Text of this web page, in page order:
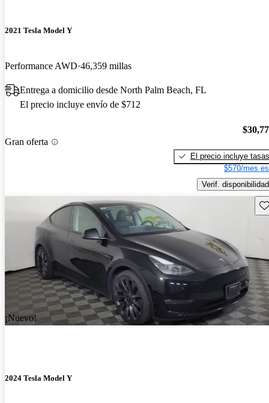
2021 Tesla Model Y
Performance AWD 46,359 millas
Entrega a domicilio desde North Palm Beach, FL
El precio incluye envío de $712
Gran oferta
El precio incluye tasas
$570/mes
Verif. disponibilidad
¡Nuevo!
2024 Tesla Model Y